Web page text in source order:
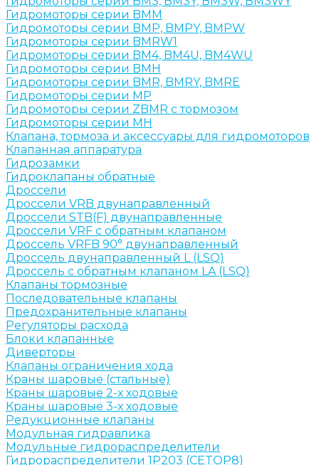
Гидромоторы серии BMM
Гидромоторы серии BMP, BMPY, BMPW
Гидромоторы серии BMRW1
Гидромоторы серии BМ4, BM4U, BМ4WU
Гидромоторы серии BМH
Гидромоторы серии BМR, BMRY, BМRE
Гидромоторы серии MP
Гидромоторы серии ZBMR с тормозом
Гидромоторы серии МH
Клапана, тормоза и аксессуары для гидромоторов
Клапанная аппаратура
Гидрозамки
Гидроклапаны обратные
Дроссели
Дроссели VRB двунаправленный
Дроссели STB(F) двунаправленные
Дроссели VRF с обратным клапаном
Дроссель VRFB 90° двунаправленный
Дроссель двунаправленный L (LSQ)
Дроссель с обратным клапаном LA (LSQ)
Клапаны тормозные
Последовательные клапаны
Предохранительные клапаны
Регуляторы расхода
Блоки клапанные
Диверторы
Клапаны ограничения хода
Краны шаровые (стальные)
Краны шаровые 2-х ходовые
Краны шаровые 3-х ходовые
Редукционные клапаны
Модульная гидравлика
Модульные гидрораспределители
Гидрораспределители 1Р203 (CETOP8)